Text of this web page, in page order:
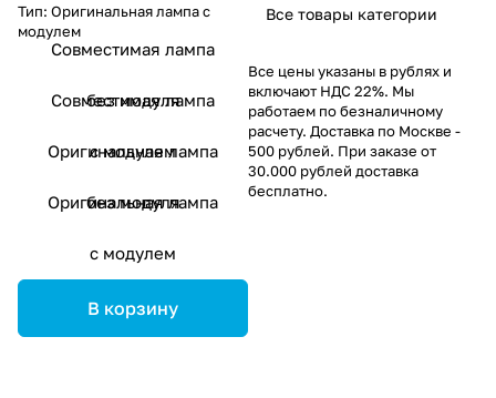
Тип: Оригинальная лампа с
модулем
Совместимая лампа
без модуля
Совместимая лампа
с модулем
Оригинальная лампа
без модуля
Оригинальная лампа
с модулем
В корзину
Все товары категории
Все цены указаны в рублях и
включают НДС 22%. Мы
работаем по безналичному
расчету. Доставка по Москве -
500 рублей. При заказе от
30.000 рублей доставка
бесплатно.